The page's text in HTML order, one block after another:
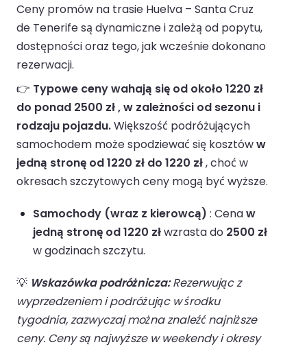
Ceny promów na trasie Huelva – Santa Cruz
de Tenerife są dynamiczne i zależą od popytu,
dostępności oraz tego, jak wcześnie dokonano
rezerwacji.
👉 Typowe ceny wahają się od około 1220 zł
do ponad 2500 zł , w zależności od sezonu i
rodzaju pojazdu.Większość podróżujących
samochodem może spodziewać się kosztóww
jedną stronę od 1220 zł do 1220 zł, choć w
okresach szczytowych ceny mogą być wyższe.
Samochody (wraz z kierowcą) : Cenaw
jedną stronę od 1220 złwzrasta do 2500 zł
w godzinach szczytu.
💡 Wskazówka podróżnicza:Rezerwując z
wyprzedzeniem i podróżując w środku
tygodnia, zazwyczaj można znaleźć najniższe
ceny. Ceny są najwyższe w weekendy i okresy